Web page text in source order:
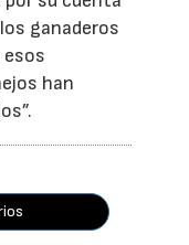
ganaderos
esos
han